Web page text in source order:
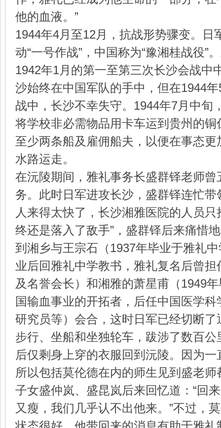
他的血液。”
1944年4月至12月，抗战形势骤变。日
动“一号作战”，中国称为“豫湘桂战役”
1942年1月的第一至第三次长沙会战中
沙始终在中国军队的手中，但在1944
战中，长沙不幸失守。1944年7月中旬
将学校非必需物品用卡车运到贵州的
至少两条船及雇佣船夫，以便在事态
水路运走。
在沅陵期间，雅礼事务长盛群铎老师
务。此时日军进攻长沙，盛群铎连忙带
人来得太快了，长沙湘雅医院的人员
终还是落入了敌手”，盛群铎后来痛惜
到湘乡与王宗石（1937年毕业于雅礼
业后回雅礼中学教书，雅礼复名后曾
及名誉会长）和湘雅的萧星甫（1949
国输血事业的开拓者，后任中国医学
研究员等）会合，这时日军已经切断
步行、坐船和坐独轮车，跋涉了数百
后仅剩身上穿的衣服回到沅陵。因为
所以包括莫伦德在内的师生见到盛老
子女盛仲岚、盛昆岚后来回忆道：“回
又瘦，我们几乎认不出他来。”不过，